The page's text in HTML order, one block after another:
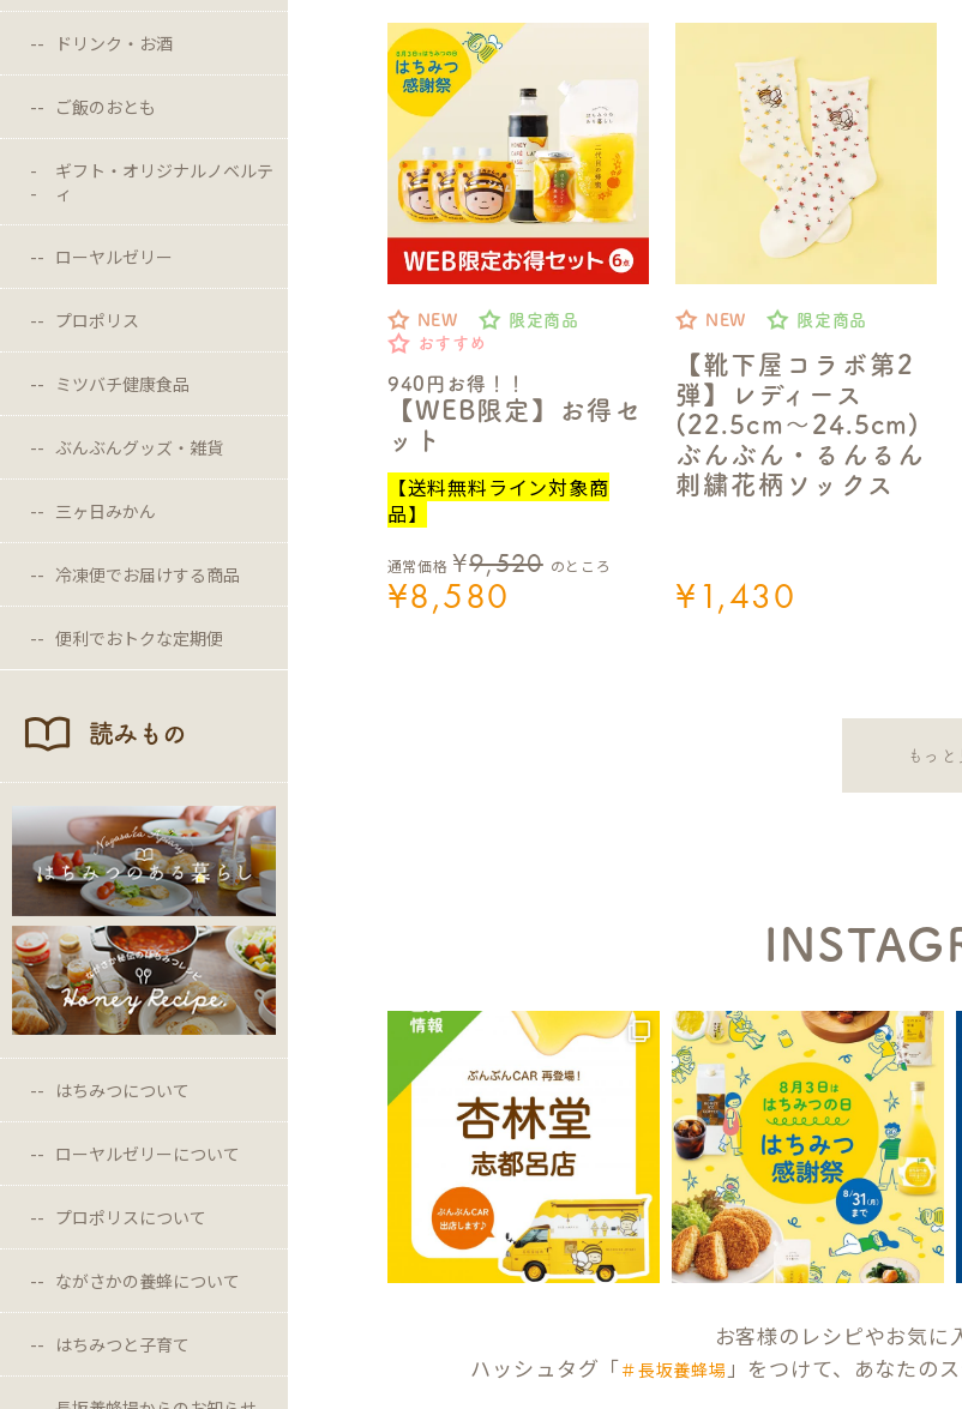
ドリンク・お酒
ご飯のおとも
ギフト・オリジナルノベルテ
ィ
ローヤルゼリー
プロポリス
ミツバチ健康食品
ぶんぶんグッズ・雑貨
三ヶ日みかん
冷凍便でお届けする商品
便利でおトクな定期便
読みもの
はちみつについて
ローヤルゼリーについて
プロポリスについて
ながさかの養蜂について
はちみつと子育て
940円お得！！
【WEB限定】お得セ
ット
NEW
限定商品
おすすめ
通常価格 ¥9,520 のところ
¥8,580
【送料無料ライン対象商
品】
【靴下屋コラボ第2
弾】レディース
(22.5cm～24.5cm)
ぶんぶん・るんるん
刺繍花柄ソックス
NEW 限定商品
¥1,430
もっと
お客様のレシピやお気に
ハッシュタグ「＃長坂養蜂場 」をつけて、あなたの